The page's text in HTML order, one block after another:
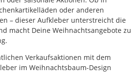
oder anderen
– dieser Aufkleber unterstreicht die
macht Deine Weihnachtsangebote zu
Verkaufsaktionen mit dem
im Weihnachtsbaum-Design